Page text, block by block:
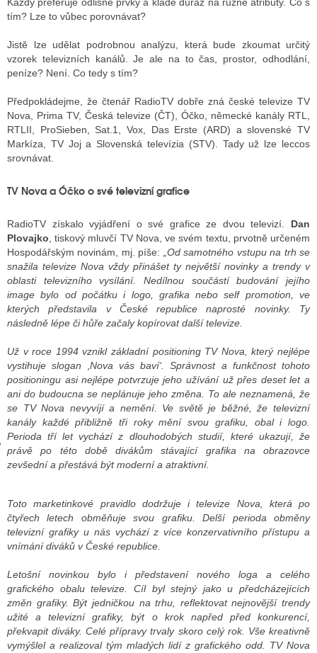
INTERNET
RÁDIA
STRÁNKY RÁDIÍ
STRÁNKY TV
TISK
STÁT BLOGEREM
BLOGERA
DISKUTÉRA NA RADIOTV
STARŠÍCH DISKUZÍ
tím? Lze to vůbec porovnávat?
Jistě lze udělat podrobnou analýzu, která bude zkoumat určitý
vzorek televizních kanálů. Je ale na to čas, prostor, odhodlání,
peníze? Není. Co tedy s tím?
Předpokládejme, že čtenář RadioTV dobře zná české televize TV
Nova, Prima TV, Česká televize (ČT), Óčko, německé kanály RTL,
RTLII, ProSieben, Sat.1, Vox, Das Erste (ARD) a slovenské TV
Markíza, TV Joj a Slovenská televízia (STV). Tady už lze leccos
srovnávat.
TV Nova a Óčko o své televizní grafice
RadioTV získalo vyjádření o své grafice ze dvou televizí. Dan
Plovajko , tiskový mluvčí TV Nova, ve svém textu, prvotně určeném
Hospodářským novinám, mj. píše:
„Od samotného vstupu na trh se
snažila televize Nova vždy přinášet ty největší novinky a trendy v
oblasti televizního vysílání. Nedílnou součástí budování jejího
image bylo od počátku i logo, grafika nebo self promotion, ve
kterých představila v České republice naprosté novinky. Ty
následně lépe či hůře začaly kopírovat další televize.
Už v roce 1994 vznikl základní positioning TV Nova, který nejlépe
vystihuje slogan ‚Nova vás baví‘. Správnost a funkčnost tohoto
positioningu asi nejlépe potvrzuje jeho užívání už přes deset let a
ani do budoucna se neplánuje jeho změna. To ale neznamená, že
se TV Nova nevyvíjí a nemění. Ve světě je běžné, že televizní
kanály každé přibližně tři roky mění svou grafiku, obal i logo.
Perioda tří let vychází z dlouhodobých studií, které ukazují, že
právě po této době divákům stávající grafika na obrazovce
zevšední a přestává být moderní a atraktivní.
Toto marketinkové pravidlo dodržuje i televize Nova, která po
čtyřech letech obměňuje svou grafiku. Delší perioda obměny
televizní grafiky u nás vychází z více konzervativního přístupu a
vnímání diváků v České republice.
Letošní novinkou bylo i představení nového loga a celého
grafického obalu televize. Cíl byl stejný jako u předcházejících
změn grafiky. Být jedničkou na trhu, reflektovat nejnovější trendy
užité a televizní grafiky, být o krok napřed před konkurencí,
překvapit diváky. Celé přípravy trvaly skoro celý rok. Vše kreativně
vymýšlel a realizoval tým mladých lidí z grafického odd. TV Nova